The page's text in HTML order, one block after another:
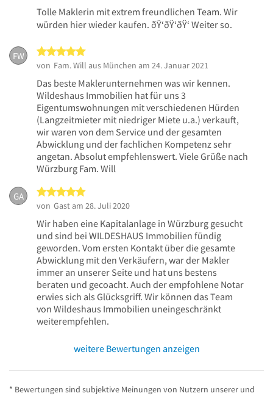
Tolle Maklerin mit extrem freundlichen Team. Wir
würden hier wieder kaufen. ðŸ‘ðŸ‘ðŸ‘ Weiter so.
FW
von Fam. Will aus München am 24. Januar 2021
Das beste Maklerunternehmen was wir kennen.
Wildeshaus Immobilien hat für uns 3
Eigentumswohnungen mit verschiedenen Hürden
(Langzeitmieter mit niedriger Miete u.a.) verkauft,
wir waren von dem Service und der gesamten
Abwicklung und der fachlichen Kompetenz sehr
angetan. Absolut empfehlenswert. Viele Grüße nach
Würzburg Fam. Will
GA
von Gast am 28. Juli 2020
Wir haben eine Kapitalanlage in Würzburg gesucht
und sind bei WILDESHAUS Immobilien fündig
geworden. Vom ersten Kontakt über die gesamte
Abwicklung mit den Verkäufern, war der Makler
immer an unserer Seite und hat uns bestens
beraten und gecoacht. Auch der empfohlene Notar
erwies sich als Glücksgriff. Wir können das Team
von Wildeshaus Immobilien uneingeschränkt
weiterempfehlen.
weitere Bewertungen anzeigen
* Bewertungen sind subjektive Meinungen von Nutzern unserer und